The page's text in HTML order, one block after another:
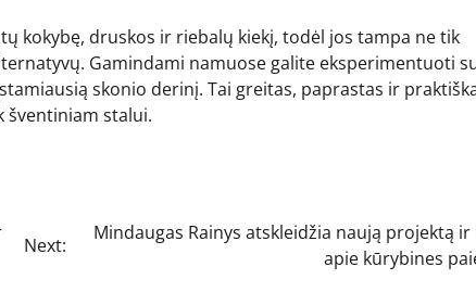
kokybę, druskos ir riebalų kiekį, todėl jos tampa ne tik
Gamindami namuose galite eksperimentuoti
skonio derinį. Tai greitas, paprastas ir
šventiniam stalui.
Next:
Mindaugas Rainys atskleidžia naują projektą ir
apie kūrybines